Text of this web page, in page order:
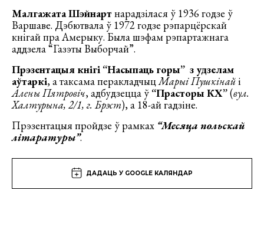
Малгажата Шэйнарт нарадзілася ў 1936 годзе ў
Варшаве. Дэбютвала ў 1972 годзе рэпарцёрскай
кнігай пра Амерыку. Была шэфам рэпартажнага
аддзела “Газэты Выборчай”.
Прэзентацыя кнігі “Насыпаць горы” з удзелам
аўтаркі, а таксама перакладчыцМарыі Пушкінайі
Алены Пятровіч, адбудзецца ў “Прасторы КХ”(вул.
Халтурына, 2/1, г. Брэст), а 18-ай гадзіне.
Прэзентацыя пройдзе ў рамках “Месяца польскай
літаратуры”.
ДАДАЦЬ У GOOGLE КАЛЯНДАР